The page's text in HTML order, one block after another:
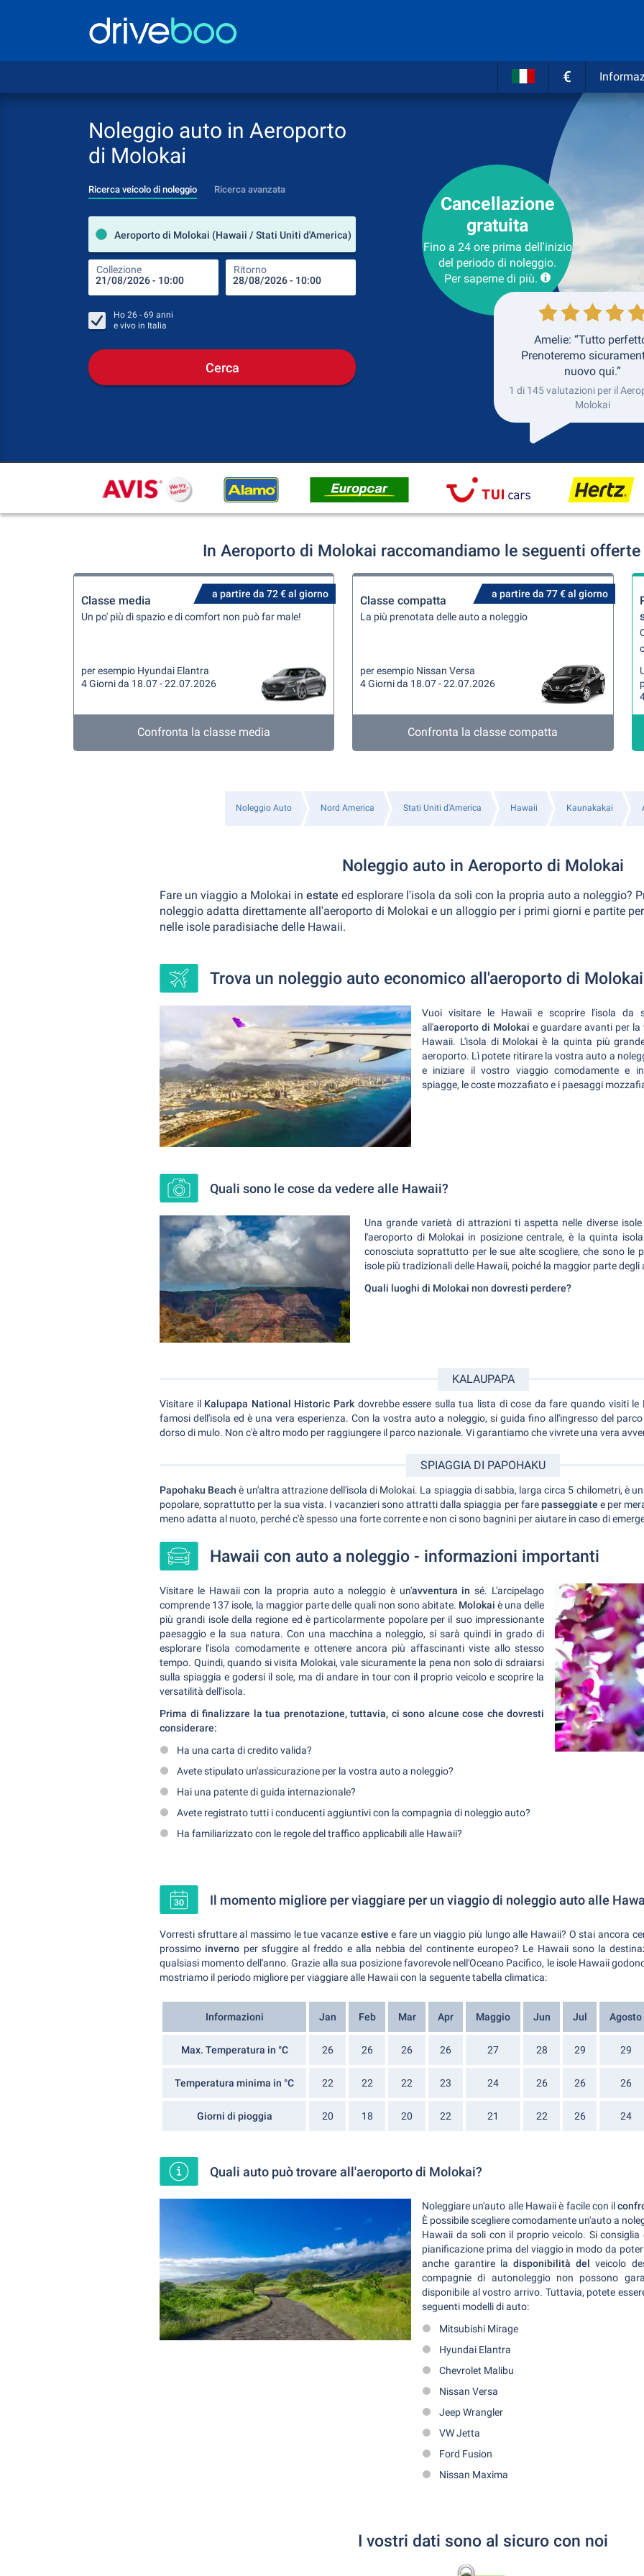
€
Noleggio auto in Aeroporto
di Molokai
Ricerca veicolo di noleggio Ricerca avanzata
Aeroporto di Molokai (Hawaii / Stati Uniti d'America)
Collezione Ritorno
Luogo del noleggio
Luogo di ritorno
Ho 26 - 69 anni
e vivo in Italia
Cerca
Cancellazione
gratuita
Fino a 24 ore prima dell'inizio
del periodo di noleggio.
Per saperne di più.
Amelie: “Tutto
Prenoteremo
nuovo qui.”
1 di 145 valutazioni per il
Molokai
In Aeroporto di Molokai raccomandiamo le seguenti
a partire da 72 € al giorno
Classe media
Un po' più di spazio e di comfort non può far male!
per esempio Hyundai Elantra
4 Giorni da 18.07 - 22.07.2026
Confronta la classe media
a partire da 77 € al giorno
Classe compatta
La più prenotata delle auto a noleggio
per esempio Nissan Versa
4 Giorni da 18.07 - 22.07.2026
Confronta la classe compatta
Noleggio Auto Nord America Stati Uniti d'America Hawaii Kaunakakai
Noleggio auto in Aeroporto di Molokai
Fare un viaggio a Molokai in estate ed esplorare l'isola da soli con la propria auto a noleggio?
noleggio adatta direttamente all'aeroporto di Molokai e un alloggio per i primi giorni e partite
nelle isole paradisiache delle Hawaii.
Trova un noleggio auto economico all'aeroporto di Molokai
Vuoi visitare le Hawaii e scoprire l'isola da
all'aeroporto di Molokai e guardare avanti per
Hawaii. L'isola di Molokai è la quinta più
aeroporto. Lì potete ritirare la vostra auto a
e iniziare il vostro viaggio comodamente e
spiagge, le coste mozzafiato e i paesaggi
Quali sono le cose da vedere alle Hawaii?
Una grande varietà di attrazioni ti aspetta nelle diverse
l'aeroporto di Molokai in posizione centrale, è la quinta
conosciuta soprattutto per le sue alte scogliere, che sono le
isole più tradizionali delle Hawaii, poiché la maggior parte
Quali luoghi di Molokai non dovresti perdere?
KALAUPAPA
Visitare il Kalupapa National Historic Park dovrebbe essere sulla tua lista di cose da fare quando visiti
famosi dell'isola ed è una vera esperienza. Con la vostra auto a noleggio, si guida fino all'ingresso del
dorso di mulo. Non c'è altro modo per raggiungere il parco nazionale. Vi garantiamo che vivrete una vera
SPIAGGIA DI PAPOHAKU
Papohaku Beach è un'altra attrazione dell'isola di Molokai. La spiaggia di sabbia, larga circa 5 chilometri, è
popolare, soprattutto per la sua vista. I vacanzieri sono attratti dalla spiaggia per farepasseggiate e per
meno adatta al nuoto, perché c'è spesso una forte corrente e non ci sono bagnini per aiutare in caso di
Hawaii con auto a noleggio - informazioni importanti
Visitare le Hawaii con la propria auto a noleggio è un'avventura insé. L'arcipelago
comprende 137 isole, la maggior parte delle quali non sono abitate. Molokai è una delle
più grandi isole della regione ed è particolarmente popolare per il suo impressionante
paesaggio e la sua natura. Con una macchina a noleggio, si sarà quindi in grado di
esplorare l'isola comodamente e ottenere ancora più affascinanti viste allo stesso
tempo. Quindi, quando si visita Molokai, vale sicuramente la pena non solo di sdraiarsi
sulla spiaggia e godersi il sole, ma di andare in tour con il proprio veicolo e scoprire la
versatilità dell'isola.
Prima di finalizzare la tua prenotazione, tuttavia, ci sono alcune cose che dovresti
considerare:
Ha una carta di credito valida?
Avete stipulato un'assicurazione per la vostra auto a noleggio?
Hai una patente di guida internazionale?
Avete registrato tutti i conducenti aggiuntivi con la compagnia di noleggio auto?
Ha familiarizzato con le regole del traffico applicabili alle Hawaii?
Il momento migliore per viaggiare per un viaggio di noleggio auto alle
Vorresti sfruttare al massimo le tue vacanze estivee fare un viaggio più lungo alle Hawaii? O stai ancora
prossimo inverno per sfuggire al freddo e alla nebbia del continente europeo? Le Hawaii sono la
qualsiasi momento dell'anno. Grazie alla sua posizione favorevole nell'Oceano Pacifico, le isole Hawaii
mostriamo il periodo migliore per viaggiare alle Hawaii con la seguente tabella climatica:
Informazioni Jan Feb Mar Apr Maggio Jun Jul Agosto
Max. Temperatura in °C 26 26 26 26 27 28 29 29
Temperatura minima in °C 22 22 22 23 24 26 26 26
Giorni di pioggia 20 18 20 22 21 22 26 24
Quali auto può trovare all'aeroporto di Molokai?
Noleggiare un'auto alle Hawaii è facile con il
È possibile scegliere comodamente un'auto a
Hawaii da soli con il proprio veicolo. Si
pianificazione prima del viaggio in modo da
anche garantire ladisponibilità delveicolo
compagnie di autonoleggio non possono
disponibile al vostro arrivo. Tuttavia, potete
seguenti modelli di auto:
Mitsubishi Mirage
Hyundai Elantra
Chevrolet Malibu
Nissan Versa
Jeep Wrangler
VW Jetta
Ford Fusion
Nissan Maxima
I vostri dati sono al sicuro con noi